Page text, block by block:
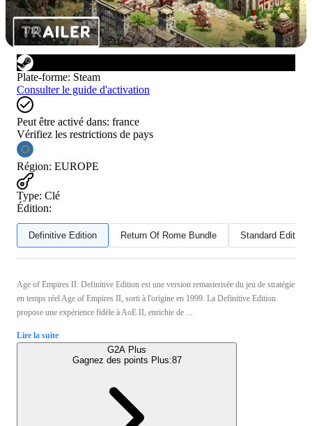
1/12
Plate-forme: Steam
Consulter le guide d'activation
Peut être activé dans: france
Vérifiez les restrictions de pays
Région: EUROPE
Type: Clé
Édition:
Definitive Edition Return Of Rome Bundle Standard Edition
Age of Empires II: Definitive Edition est une version remasterisée du jeu de stratégie
en temps réel Age of Empires II, sorti à l'origine en 1999. La Definitive Edition
propose une expérience fidèle à AoE II, enrichie de ...
Lire la suite
G2A Plus
Gagnez des points Plus:87